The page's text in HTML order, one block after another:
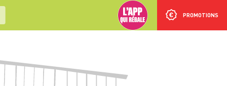
PROMOTIONS